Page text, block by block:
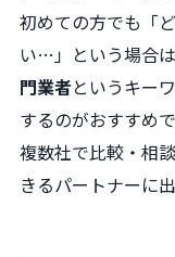
初めての方でも「
い…」という場合は
門業者というキー
するのがおすすめで
複数社で比較・相
きるパートナーに